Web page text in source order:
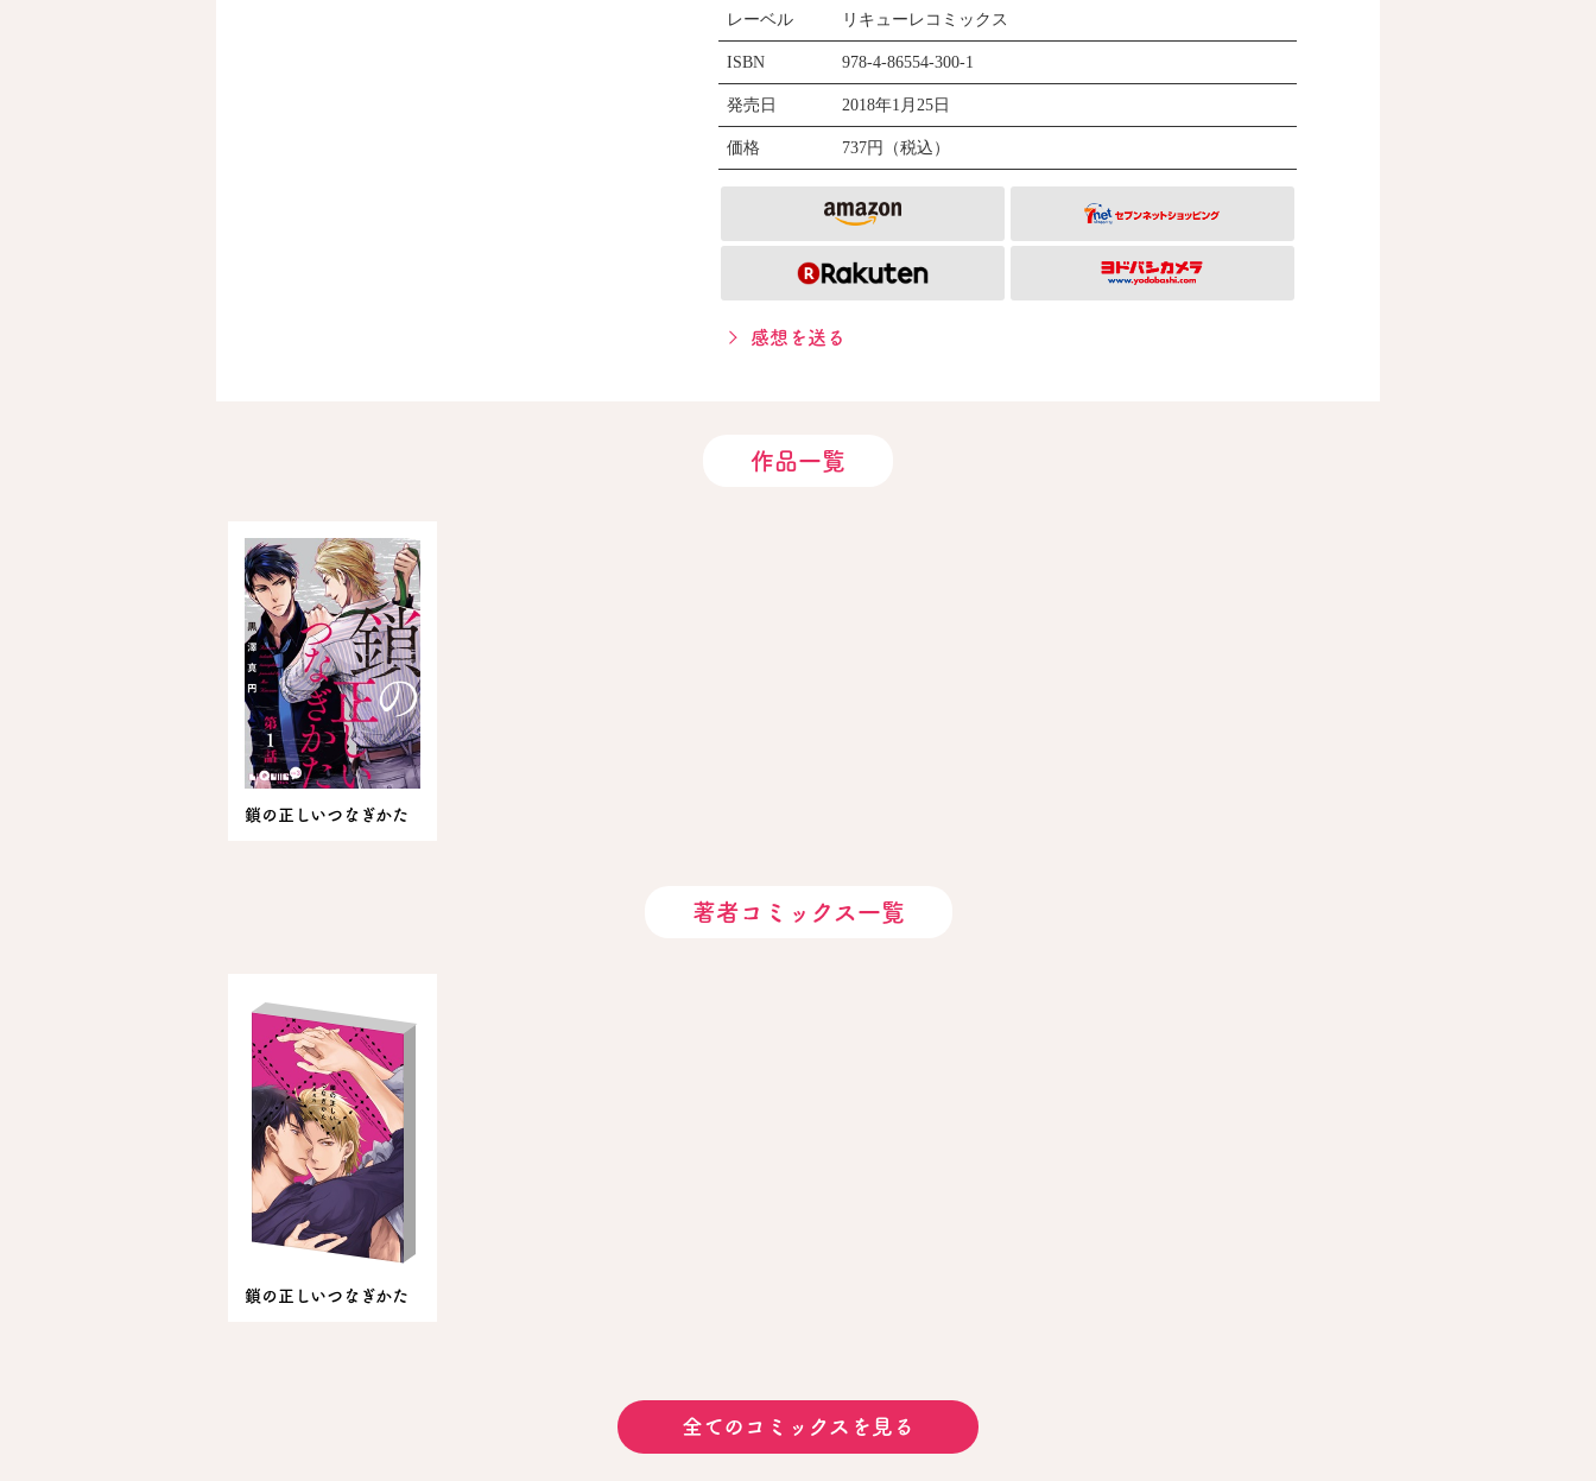
レーベル リキューレコミックス
ISBN 978-4-86554-300-1
発売日 2018年1月25日
価格 737円（税込）
感想を送る
作品一覧
鎖の正しいつなぎかた
著者コミックス一覧
鎖の正しいつなぎかた
全てのコミックスを見る